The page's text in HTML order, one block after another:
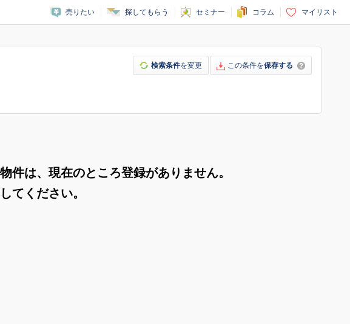
売りたい 探してもらう セミナー コラム マイリスト
検索条件を変更 この条件を保存する
件は、現在のところ登録がありません。
てください。